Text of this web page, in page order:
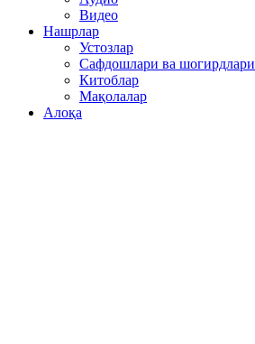
Видео
Нашрлар
Устозлар
Сафдошлари ва шогирдлари
Китоблар
Мақолалар
Алоқа